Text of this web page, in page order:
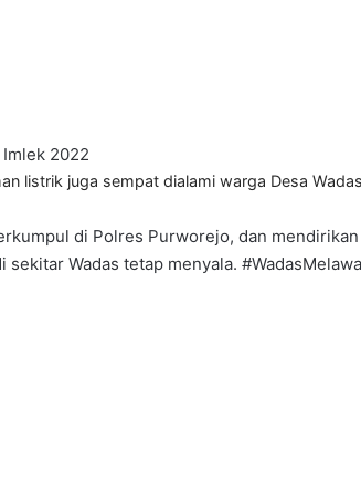
2022
listrik juga sempat dialami warga Desa
di Polres Purworejo, dan
Wadas tetap menyala.